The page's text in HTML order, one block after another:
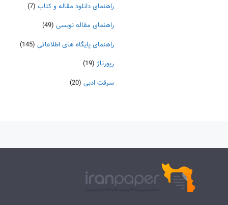
راهنمای دانلود مقاله و کتاب (7)
راهنمای مقاله نویسی (49)
راهنمای پایگاه های اطلاعاتی (145)
رپورتاژ (19)
سرقت ادبی (20)